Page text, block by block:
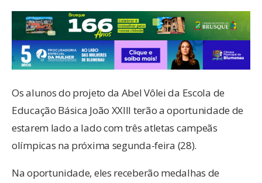
Os alunos do projeto da Abel Vôlei da Escola de
Educação Básica João XXIII terão a oportunidade de
estarem lado a lado com três atletas campeãs
olímpicas na próxima segunda-feira (28).
Na oportunidade, eles receberão medalhas de